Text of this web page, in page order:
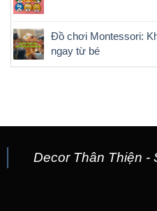
Đồ chơi Montessori:
ngay từ bé
Decor Thân Thiện -